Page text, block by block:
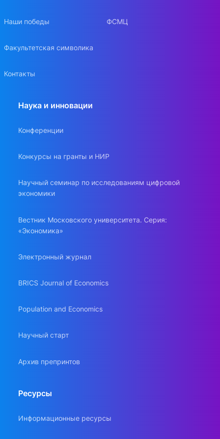
Наши победы
Факультетская символика
Контакты
ФСМЦ
Наука и инновации
Конференции
Конкурсы на гранты и НИР
Научный семинар по исследованиям цифровой
экономики
Вестник Московского университета. Серия:
«Экономика»
Электронный журнал
BRICS Journal of Economics
Population and Economics
Научный старт
Архив препринтов
Ресурсы
Информационные ресурсы